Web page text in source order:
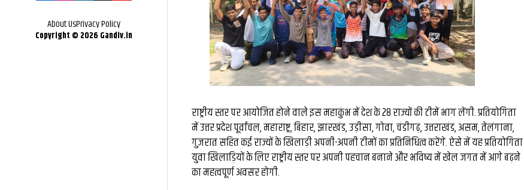
About UsPrivacy Policy
Copyright © 2026 Gandiv.in
राष्ट्रीय स्तर पर आयोजित होने वाले इस महाकुंभ में देश के 28 राज्यों की टीमें भाग लेंगी. प्रतियोगिता
में उत्तर प्रदेश पूर्वांचल, महाराष्ट्र, बिहार, झारखंड, उड़ीसा, गोवा, चंडीगढ़, उत्तराखंड, असम, तेलंगाना,
गुजरात सहित कई राज्यों के खिलाड़ी अपनी-अपनी टीमों का प्रतिनिधित्व करेंगे. ऐसे में यह प्रतियोगिता
युवा खिलाड़ियों के लिए राष्ट्रीय स्तर पर अपनी पहचान बनाने और भविष्य में खेल जगत में आगे बढ़ने
का महत्वपूर्ण अवसर होगी.